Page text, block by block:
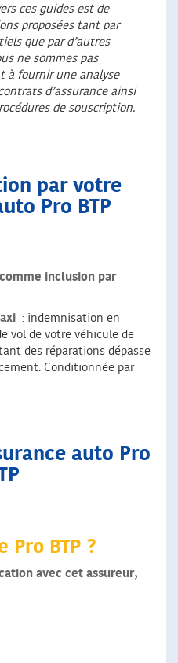
ces guides est de
proposées tant par
que par d’autres
ne sommes pas
à fournir une analyse
d’assurance ainsi
de souscription.
par votre
Pro BTP
inclusion par
: indemnisation en
vol de votre véhicule de
des réparations dépasse
Conditionnée par
auto Pro
Pro BTP ?
avec cet assureur,